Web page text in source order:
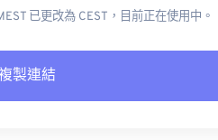
已更改為 CEST，目前正在使用中。
製連結